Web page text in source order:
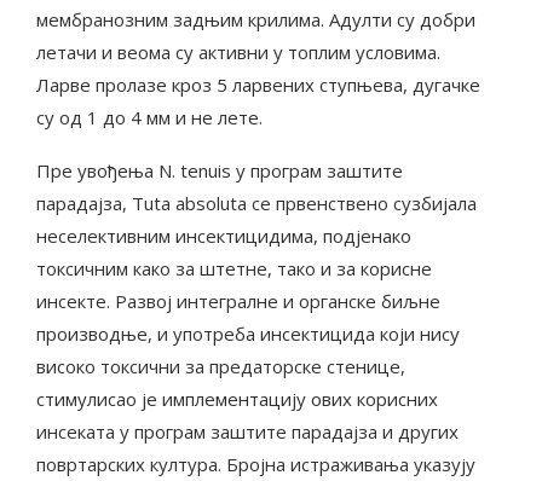
мембранозним задњим крилима. Адулти су добри
летачи и веома су активни у топлим условима.
Ларве пролазе кроз 5 ларвених ступњева, дугачке
су од 1 до 4 мм и не лете.
Пре увођења N. tenuis у програм заштите
парадајза, Tuta absoluta се првенствено сузбијала
неселективним инсектицидима, подјенако
токсичним како за штетне, тако и за корисне
инсекте. Развој интегралне и органске биљне
производње, и употреба инсектицида који нису
високо токсични за предаторске стенице,
стимулисао је имплементацију ових корисних
инсеката у програм заштите парадајза и других
повртарских култура. Бројна истраживања указују